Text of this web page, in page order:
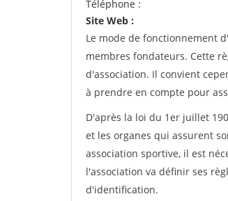
Téléphone :
Site Web :
Le mode de fonctionnement
membres fondateurs. Cette
d'association. Il convient
à prendre en compte pour
D'après la loi du 1er juillet
et les organes qui assurent
association sportive, il est
l'association va définir ses
d'identification.